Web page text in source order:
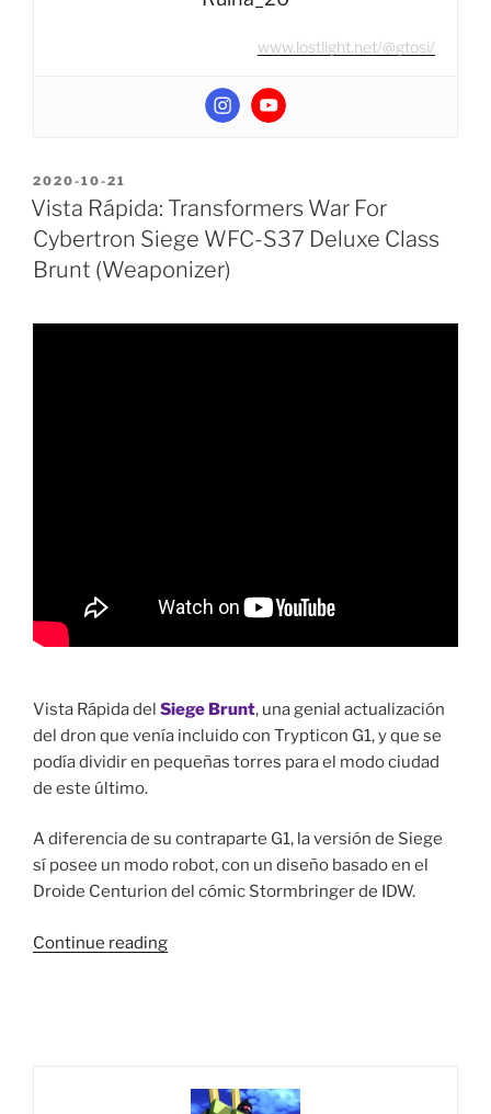
Micromasters
exclusivo
www.lostlight.net/@gtosi/
POSTED
ON
2020-10-21
Vista Rápida: Transformers War For
Cybertron Siege WFC-S37 Deluxe Class
Brunt (Weaponizer)
Vista Rápida del Siege Brunt, una genial actualización
del dron que venía incluido con Trypticon G1, y que se
podía dividir en pequeñas torres para el modo ciudad
de este último.
A diferencia de su contraparte G1, la versión de Siege
sí posee un modo robot, con un diseño basado en el
Droide Centurion del cómic Stormbringer de IDW.
Continue reading“Vista
Siege